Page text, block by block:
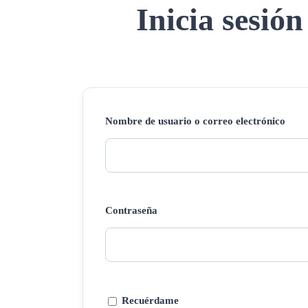
Inicia sesión
Nombre de usuario o correo electrónico
Contraseña
Recuérdame